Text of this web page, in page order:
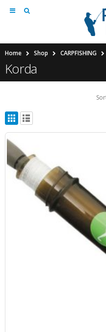
Home Shop CARPFISHING
Korda